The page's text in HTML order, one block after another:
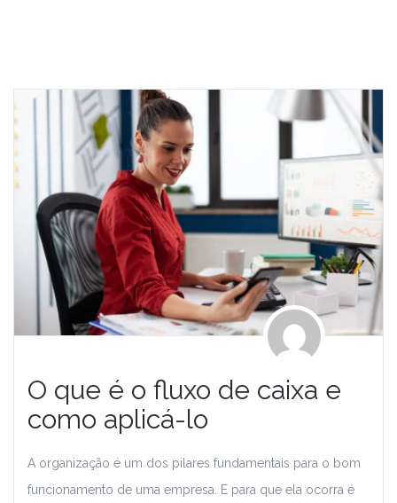
O que é o fluxo de caixa e
como aplicá-lo
A organização é um dos pilares fundamentais para o bom
funcionamento de uma empresa. E para que ela ocorra é